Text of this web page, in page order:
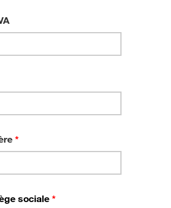
*
sociale*